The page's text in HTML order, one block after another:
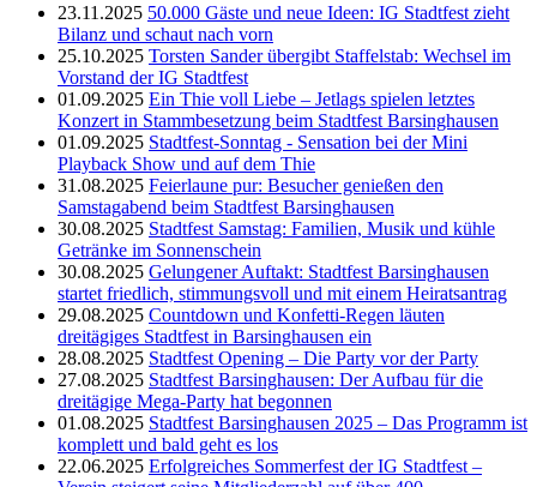
23.11.2025 50.000 Gäste und neue Ideen: IG Stadtfest zieht
Bilanz und schaut nach vorn
25.10.2025 Torsten Sander übergibt Staffelstab: Wechsel im
Vorstand der IG Stadtfest
01.09.2025 Ein Thie voll Liebe – Jetlags spielen letztes
Konzert in Stammbesetzung beim Stadtfest Barsinghausen
01.09.2025 Stadtfest-Sonntag - Sensation bei der Mini
Playback Show und auf dem Thie
31.08.2025 Feierlaune pur: Besucher genießen den
Samstagabend beim Stadtfest Barsinghausen
30.08.2025 Stadtfest Samstag: Familien, Musik und kühle
Getränke im Sonnenschein
30.08.2025 Gelungener Auftakt: Stadtfest Barsinghausen
startet friedlich, stimmungsvoll und mit einem Heiratsantrag
29.08.2025 Countdown und Konfetti-Regen läuten
dreitägiges Stadtfest in Barsinghausen ein
28.08.2025 Stadtfest Opening – Die Party vor der Party
27.08.2025 Stadtfest Barsinghausen: Der Aufbau für die
dreitägige Mega-Party hat begonnen
01.08.2025 Stadtfest Barsinghausen 2025 – Das Programm ist
komplett und bald geht es los
22.06.2025 Erfolgreiches Sommerfest der IG Stadtfest –